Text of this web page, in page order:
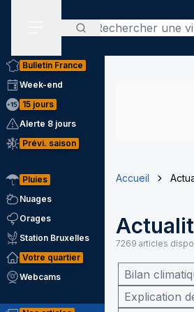
Rechercher
Bulletin France
Week-end
15 jours
Alerte 8 jours
Prévi. saison
Pluies
Nuages
Orages
Station Bruxelles
Votre quartier
Webcams
Accueil
7269 articles
Bilan
Explication